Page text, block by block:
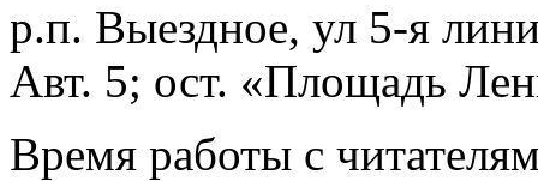
р.п. Выездное, ул 5-я
Авт. 5; ост. «Площадь
Время работы с